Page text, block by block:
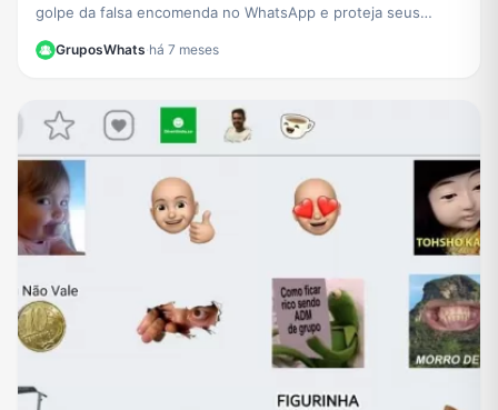
golpe da falsa encomenda no WhatsApp e proteja seus
dados de links maliciosos e cobranças falsas.
GruposWhats·há 7 meses